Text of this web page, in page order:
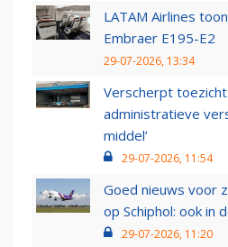
LATAM Airlines
Embraer E195-E2
29-07-2026, 13:34
Verscherpt
administratieve
middel’
29-07-2026, 11:54
Goed nieuws voor
op Schiphol: ook in
29-07-2026, 11:20